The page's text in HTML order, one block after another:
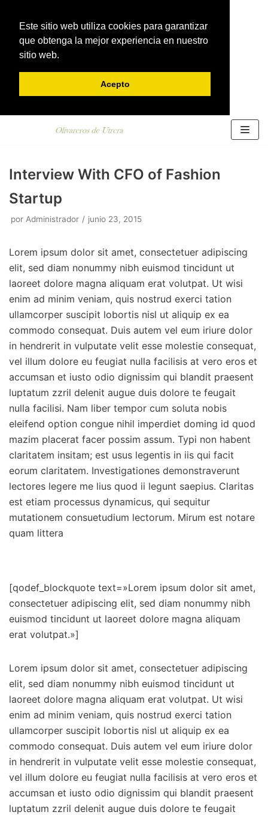
Este sitio web utiliza cookies para garantizar
que obtenga la mejor experiencia en nuestro
sitio web.
Acepto
Interview With CFO of Fashion
Startup
por Administrador junio 23, 2015
Lorem ipsum dolor sit amet, consectetuer adipiscing
elit, sed diam nonummy nibh euismod tincidunt ut
laoreet dolore magna aliquam erat volutpat. Ut wisi
enim ad minim veniam, quis nostrud exerci tation
ullamcorper suscipit lobortis nisl ut aliquip ex ea
commodo consequat. Duis autem vel eum iriure dolor
in hendrerit in vulputate velit esse molestie consequat,
vel illum dolore eu feugiat nulla facilisis at vero eros et
accumsan et iusto odio dignissim qui blandit praesent
luptatum zzril delenit augue duis dolore te feugait
nulla facilisi. Nam liber tempor cum soluta nobis
eleifend option congue nihil imperdiet doming id quod
mazim placerat facer possim assum. Typi non habent
claritatem insitam; est usus legentis in iis qui facit
eorum claritatem. Investigationes demonstraverunt
lectores legere me lius quod ii legunt saepius. Claritas
est etiam processus dynamicus, qui sequitur
mutationem consuetudium lectorum. Mirum est notare
quam littera
[qodef_blockquote text=»Lorem ipsum dolor sit amet,
consectetuer adipiscing elit, sed diam nonummy nibh
euismod tincidunt ut laoreet dolore magna aliquam
erat volutpat.»]
Lorem ipsum dolor sit amet, consectetuer adipiscing
elit, sed diam nonummy nibh euismod tincidunt ut
laoreet dolore magna aliquam erat volutpat. Ut wisi
enim ad minim veniam, quis nostrud exerci tation
ullamcorper suscipit lobortis nisl ut aliquip ex ea
commodo consequat. Duis autem vel eum iriure dolor
in hendrerit in vulputate velit esse molestie consequat,
vel illum dolore eu feugiat nulla facilisis at vero eros et
accumsan et iusto odio dignissim qui blandit praesent
luptatum zzril delenit augue duis dolore te feugait